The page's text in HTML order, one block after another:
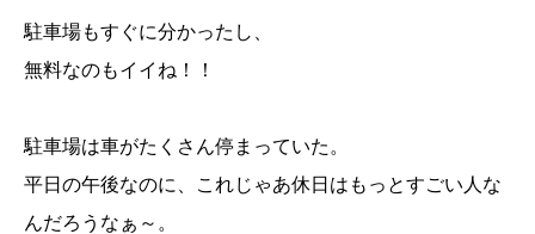
駐車場もすぐに分かったし、
無料なのもイイね！！
駐車場は車がたくさん停まっていた。
平日の午後なのに、これじゃあ休日はもっとすごい人な
んだろうなぁ～。